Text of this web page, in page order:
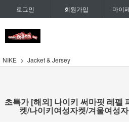
로그인 회원가입 마이
NIKE Jacket & Jersey
초특가 [해외] 나이키 써마핏 레펠
켓/나이키여성자켓/겨울여성